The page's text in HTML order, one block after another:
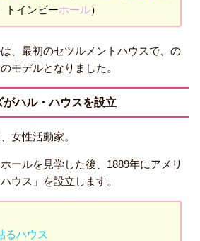
、トインビーホール）
、最初のセツルメントハウスで、の
モデルとなりました。
ハル・ハウスを設立
女性活動家。
ールを見学した後、1889年にアメリ
ウス」を設立します。
るハウス